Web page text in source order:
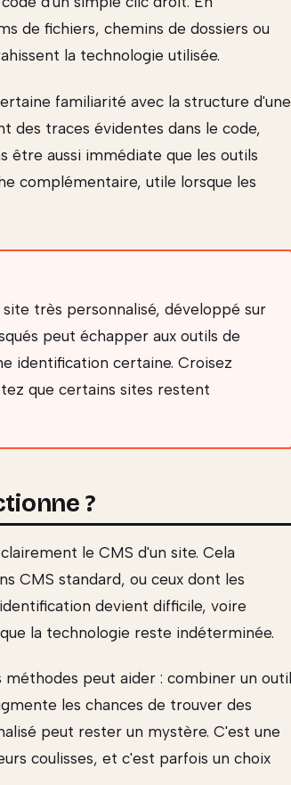
de fichiers, chemins de dossiers ou
la technologie utilisée.
familiarité avec la structure d'une
des traces évidentes dans le code,
être aussi immédiate que les outils
complémentaire, utile lorsque les
très personnalisé, développé sur
peut échapper aux outils de
identification certaine. Croisez
que certains sites restent
?
le CMS d'un site. Cela
CMS standard, ou ceux dont les
devient difficile, voire
la technologie reste indéterminée.
peut aider : combiner un outil
les chances de trouver des
peut rester un mystère. C'est une
coulisses, et c'est parfois un choix